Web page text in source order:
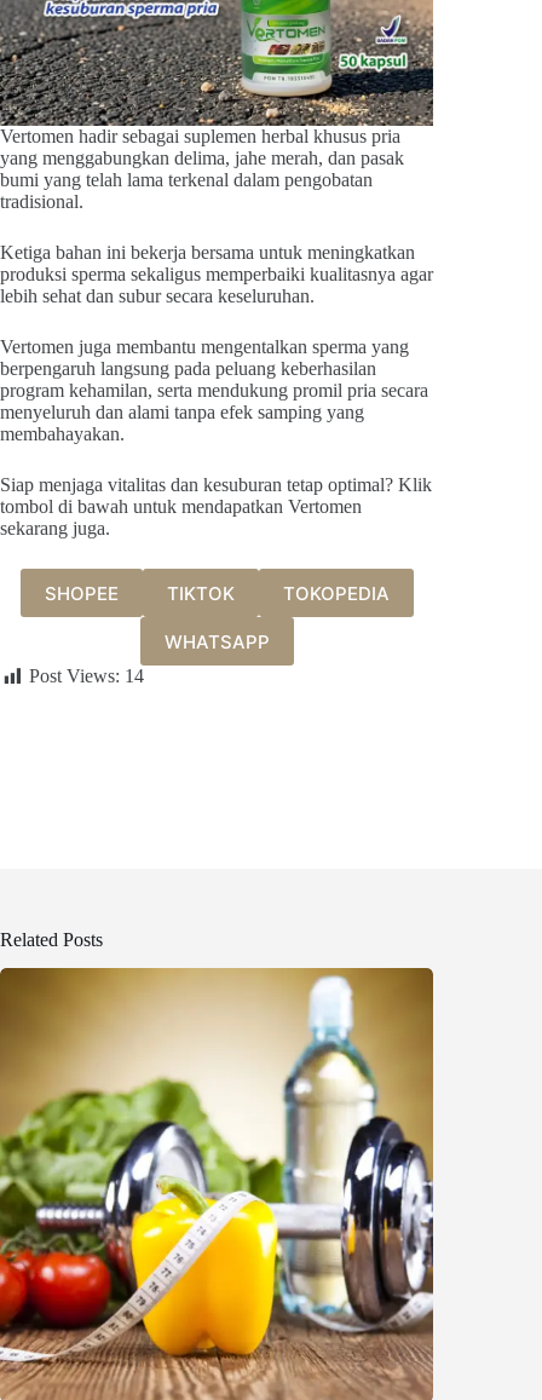
Vertomen hadir sebagai suplemen herbal khusus pria
yang menggabungkan delima, jahe merah, dan pasak
bumi yang telah lama terkenal dalam pengobatan
tradisional.
Ketiga bahan ini bekerja bersama untuk meningkatkan
produksi sperma sekaligus memperbaiki kualitasnya agar
lebih sehat dan subur secara keseluruhan.
Vertomen juga membantu mengentalkan sperma yang
berpengaruh langsung pada peluang keberhasilan
program kehamilan, serta mendukung promil pria secara
menyeluruh dan alami tanpa efek samping yang
membahayakan.
Siap menjaga vitalitas dan kesuburan tetap optimal? Klik
tombol di bawah untuk mendapatkan Vertomen
sekarang juga.
SHOPEE TIKTOK TOKOPEDIA
WHATSAPP
Post Views: 14
Related Posts